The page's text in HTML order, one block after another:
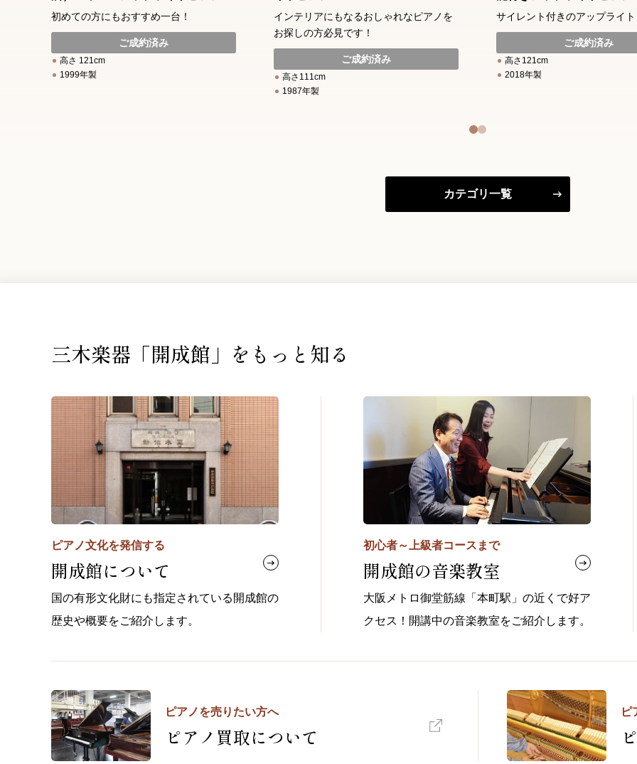
初めての方にもおすすめ一台！
ご成約済み
高さ 121cm
1999年製
インテリアにもなるおしゃれなピアノを
お探しの方必見です！
ご成約済み
高さ111cm
1987年製
サイレント付きのアップライ
ご成約済み
高さ121cm
2018年製
カテゴリ一覧
三木楽器「開成館」を もっと知る
ピアノ文化を発信する
開成館について
国の有形文化財にも指定されている開成館の
歴史や概要をご紹介します。
初心者～上級者コースまで
開成館の音楽教室
大阪メトロ御堂筋線「本町駅」の近くで好ア
クセス！開講中の音楽教室をご紹介します。
ピアノを売りたい方へ
ピアノ買取について
ピ